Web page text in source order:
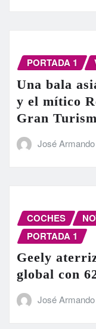
PORTADA 1
Una bala
y el mítico
Gran
José
COCHES
PORTADA 1
Geely
global con
José